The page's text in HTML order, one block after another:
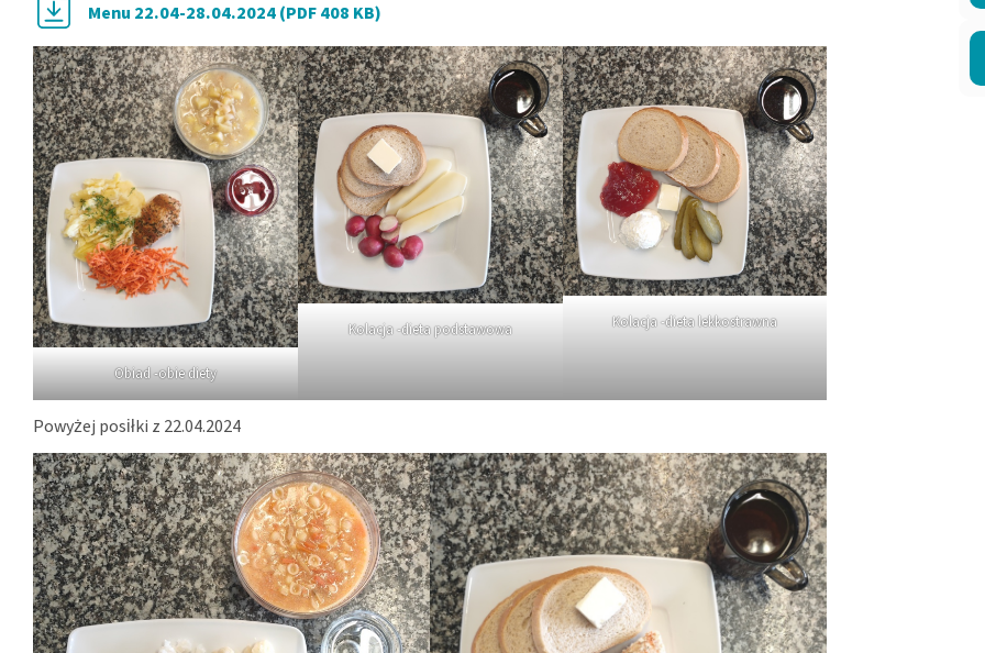
Menu 22.04-28.04.2024 (PDF 408 KB)
Obiad -obie diety
Kolacja -dieta podstawowa Kolacja -dieta lekkostrawna
Powyżej posiłki z 22.04.2024